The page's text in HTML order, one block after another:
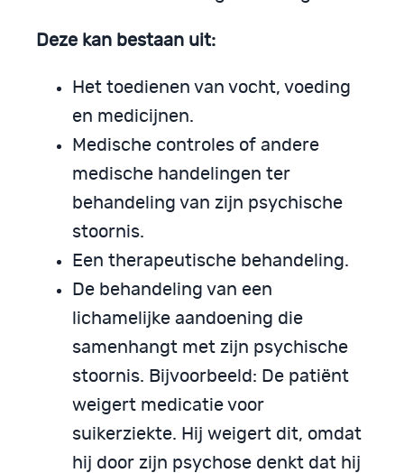
Deze kan bestaan uit:
Het toedienen van vocht, voeding
en medicijnen.
Medische controles of andere
medische handelingen ter
behandeling van zijn psychische
stoornis.
Een therapeutische behandeling.
De behandeling van een
lichamelijke aandoening die
samenhangt met zijn psychische
stoornis. Bijvoorbeeld: De patiënt
weigert medicatie voor
suikerziekte. Hij weigert dit, omdat
hij door zijn psychose denkt dat hij